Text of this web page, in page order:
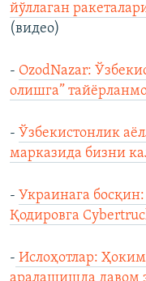
йўллаган
(видео)
- OzodNazar:
олишга”
- Ўзбекистонлик
марказида бизни
- Украинага
Қодировга
- Ислоҳотлар: